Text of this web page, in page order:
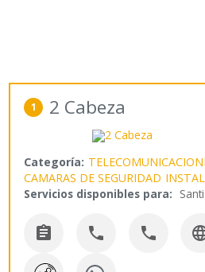
1 2 Cabeza
Categoría:
CAMARAS DE SEGURIDAD
Servicios disponibles para:
  